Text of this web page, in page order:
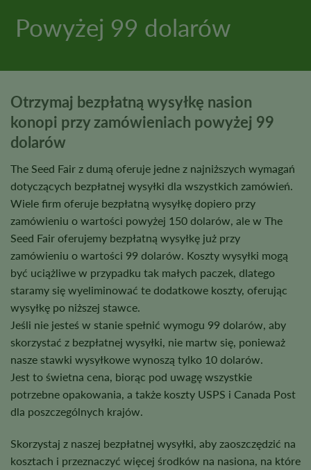
Powyżej 99 dolarów
Otrzymaj bezpłatną wysyłkę nasion
konopi przy zamówieniach powyżej 99
dolarów
The Seed Fair z dumą oferuje jedne z najniższych wymagań
dotyczących bezpłatnej wysyłki dla wszystkich zamówień.
Wiele firm oferuje bezpłatną wysyłkę dopiero przy
zamówieniu o wartości powyżej 150 dolarów, ale w The
Seed Fair oferujemy bezpłatną wysyłkę już przy
zamówieniu o wartości 99 dolarów. Koszty wysyłki mogą
być uciążliwe w przypadku tak małych paczek, dlatego
staramy się wyeliminować te dodatkowe koszty, oferując
wysyłkę po niższej stawce.
Jeśli nie jesteś w stanie spełnić wymogu 99 dolarów, aby
skorzystać z bezpłatnej wysyłki, nie martw się, ponieważ
nasze stawki wysyłkowe wynoszą tylko 10 dolarów.
Jest to świetna cena, biorąc pod uwagę wszystkie
potrzebne opakowania, a także koszty USPS i Canada Post
dla poszczególnych krajów.
Skorzystaj z naszej bezpłatnej wysyłki, aby zaoszczędzić na
kosztach i przeznaczyć więcej środków na nasiona, na które